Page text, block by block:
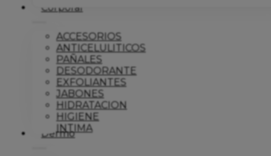
Corporal
ACCESORIOS
ANTICELULITICOS
PAÑALES
DESODORANTE
EXFOLIANTES
JABONES
HIDRATACION
HIGIENE
INTIMA
Dermo